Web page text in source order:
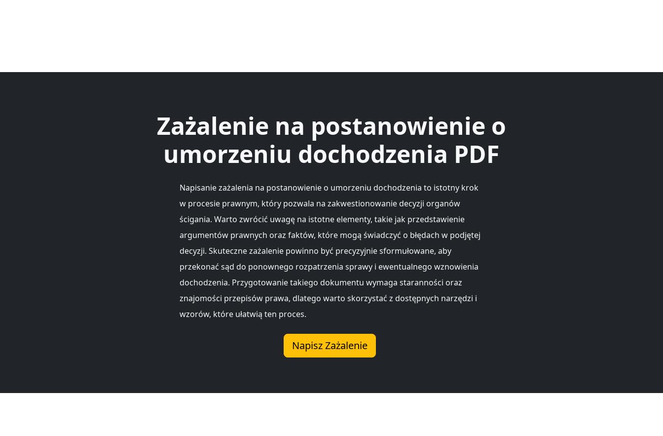
Zażalenie na postanowienie o
umorzeniu dochodzenia PDF
Napisanie zażalenia na postanowienie o umorzeniu dochodzenia to istotny krok
w procesie prawnym, który pozwala na zakwestionowanie decyzji organów
ścigania. Warto zwrócić uwagę na istotne elementy, takie jak przedstawienie
argumentów prawnych oraz faktów, które mogą świadczyć o błędach w podjętej
decyzji. Skuteczne zażalenie powinno być precyzyjnie sformułowane, aby
przekonać sąd do ponownego rozpatrzenia sprawy i ewentualnego wznowienia
dochodzenia. Przygotowanie takiego dokumentu wymaga staranności oraz
znajomości przepisów prawa, dlatego warto skorzystać z dostępnych narzędzi i
wzorów, które ułatwią ten proces.
Napisz Zażalenie